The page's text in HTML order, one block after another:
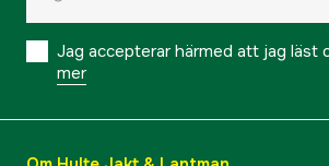
Jag accepterar härmed att jag
mer